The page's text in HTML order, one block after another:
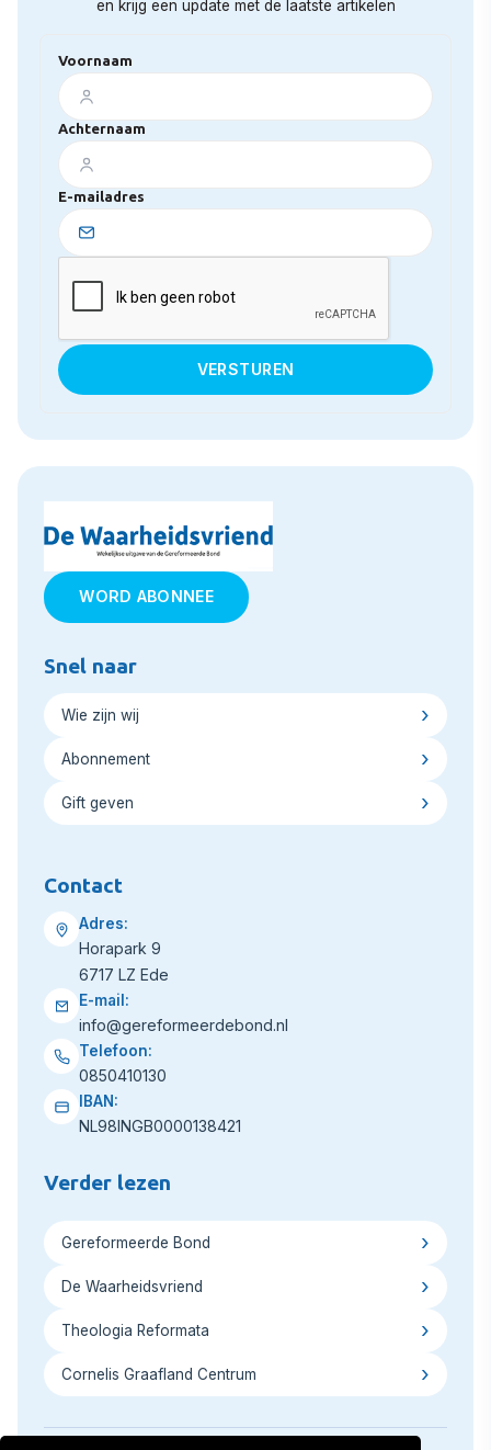
en krijg een update met de laatste artikelen
Voornaam
Achternaam
E-mailadres
WORD ABONNEE
Snel naar
Wie zijn wij
Abonnement
Gift geven
Contact
Adres:
Horapark 9
6717 LZ Ede
E-mail:
info@gereformeerdebond.nl
Telefoon:
0850410130
IBAN:
NL98INGB0000138421
Verder lezen
Gereformeerde Bond
De Waarheidsvriend
Theologia Reformata
Cornelis Graafland Centrum